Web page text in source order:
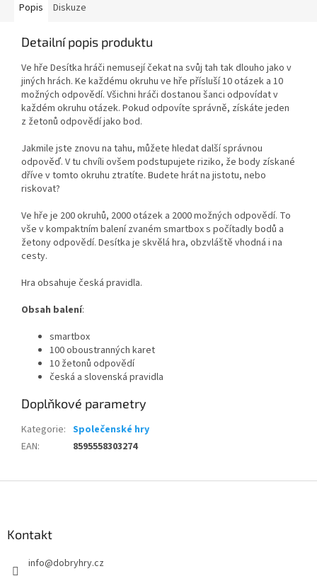
Popis Diskuze
Detailní popis produktu
Ve hře Desítka hráči nemusejí čekat na svůj tah tak dlouho jako v
jiných hrách. Ke každému okruhu ve hře přísluší 10 otázek a 10
možných odpovědí. Všichni hráči dostanou šanci odpovídat v
každém okruhu otázek. Pokud odpovíte správně, získáte jeden
z žetonů odpovědí jako bod.
Jakmile jste znovu na tahu, můžete hledat další správnou
odpověď. V tu chvíli ovšem podstupujete riziko, že body získané
dříve v tomto okruhu ztratíte. Budete hrát na jistotu, nebo
riskovat?
Ve hře je 200 okruhů, 2000 otázek a 2000 možných odpovědí. To
vše v kompaktním balení zvaném smartbox s počítadly bodů a
žetony odpovědí. Desítka je skvělá hra, obzvláště vhodná i na
cesty.
Hra obsahuje česká pravidla.
Obsah balení:
smartbox
100 oboustranných karet
10 žetonů odpovědí
česká a slovenská pravidla
Doplňkové parametry
Kategorie: Společenské hry
EAN: 8595558303274
Kontakt
info@dobryhry.cz